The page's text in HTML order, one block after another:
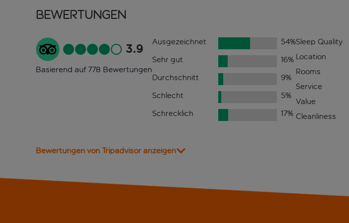
Bewertungen
3.9
Basierend auf 778 Bewertungen
Ausgezeichnet 54%
Sehr gut
16%
Durchschnitt
9%
Schlecht
5%
Schrecklich
17%
Sleep Quality
Location
Rooms
Service
Value
Cleanliness
Bewertungen von Tripadvisor anzeigen